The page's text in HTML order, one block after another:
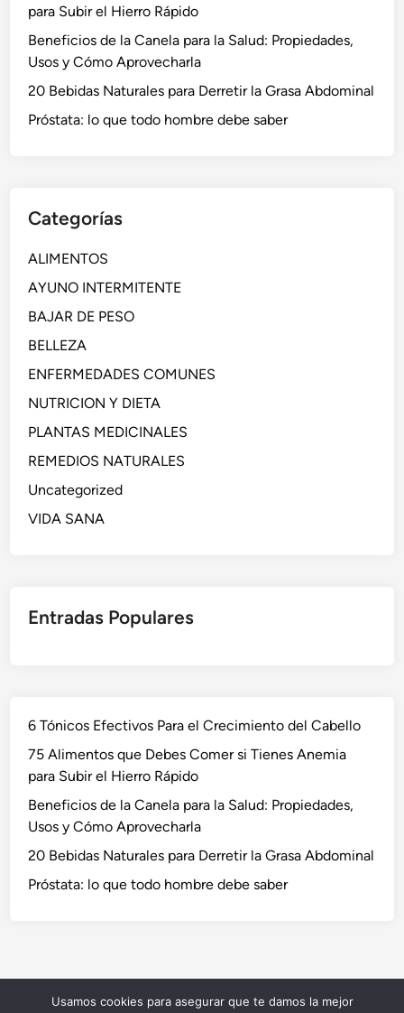
para Subir el Hierro Rápido
Beneficios de la Canela para la Salud: Propiedades,
Usos y Cómo Aprovecharla
20 Bebidas Naturales para Derretir la Grasa Abdominal
Próstata: lo que todo hombre debe saber
Categorías
ALIMENTOS
AYUNO INTERMITENTE
BAJAR DE PESO
BELLEZA
ENFERMEDADES COMUNES
NUTRICION Y DIETA
PLANTAS MEDICINALES
REMEDIOS NATURALES
Uncategorized
VIDA SANA
Entradas Populares
6 Tónicos Efectivos Para el Crecimiento del Cabello
75 Alimentos que Debes Comer si Tienes Anemia
para Subir el Hierro Rápido
Beneficios de la Canela para la Salud: Propiedades,
Usos y Cómo Aprovecharla
20 Bebidas Naturales para Derretir la Grasa Abdominal
Próstata: lo que todo hombre debe saber
Copyright © 2026NaturVida.
Usamos cookies para asegurar que te damos la mejor